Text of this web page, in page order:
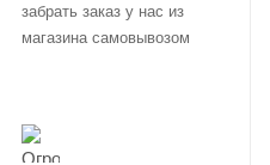
забрать заказ у нас из
магазина самовывозом